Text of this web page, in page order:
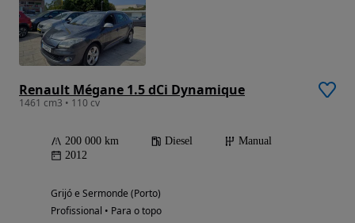
Renault Mégane 1.5 dCi Dynamique
1461 cm3 • 110 cv
200 000 km Diesel
Manual
2012
Grijó e Sermonde (Porto)
Profissional • Para o topo